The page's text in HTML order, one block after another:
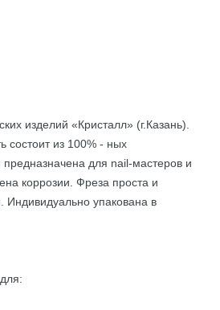
изделий «Кристалл» (г.Казань).
состоит из 100% - ных
для nail-мастеров и
коррозии. Фреза проста и
упакована в